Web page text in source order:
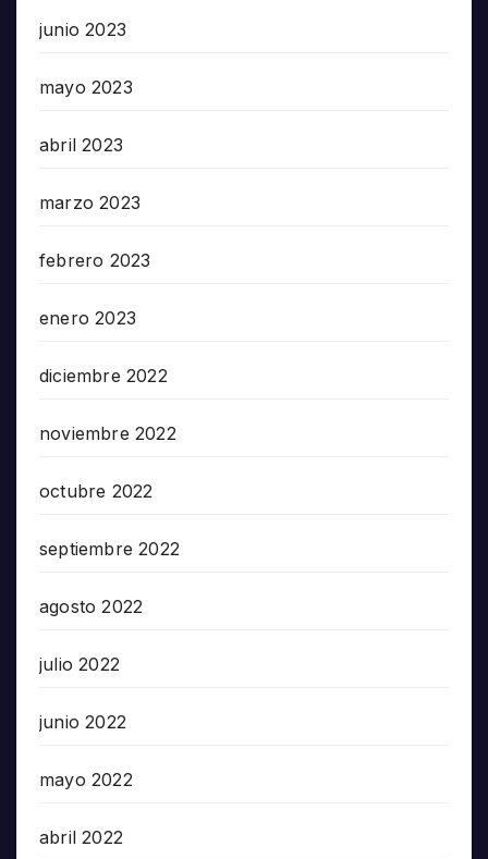
junio 2023
mayo 2023
abril 2023
marzo 2023
febrero 2023
enero 2023
diciembre 2022
noviembre 2022
octubre 2022
septiembre 2022
agosto 2022
julio 2022
junio 2022
mayo 2022
abril 2022